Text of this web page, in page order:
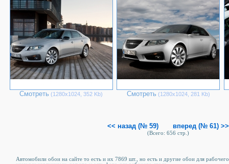
Смотреть (1280х1024, 352 Kb) Смотреть (1280х1024, 281 Kb)
<< назад (№ 59) вперед (№ 61) >>
(Всего: 656 стр.)
Автомобили обои на сайте то есть и их 7869 шт., но есть и другие обои для